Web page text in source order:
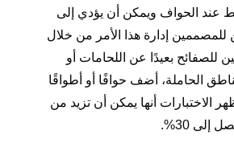
عند الحواف ويمكن أن يؤدي إلى
إدارة هذا الأمر من خلال
للصفائح بعيدًا عن اللحامات أو
الحاملة، أضف حوافًا أو أطواقًا
الاختبارات أنها يمكن أن تزيد من
إلى 30%.